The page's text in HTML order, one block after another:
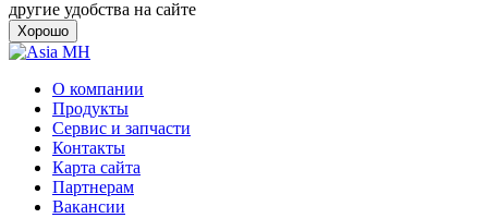
другие удобства на сайте
Хорошо
О компании
Продукты
Сервис и запчасти
Контакты
Карта сайта
Партнерам
Вакансии